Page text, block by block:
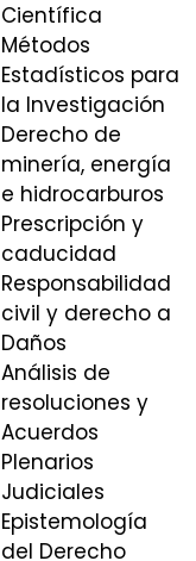
Científica
Métodos
Estadísticos para
la Investigación
Derecho de
minería, energía
e hidrocarburos
Prescripción y
caducidad
Responsabilidad
civil y derecho a
Daños
Análisis de
resoluciones y
Acuerdos
Plenarios
Judiciales
Epistemología
del Derecho